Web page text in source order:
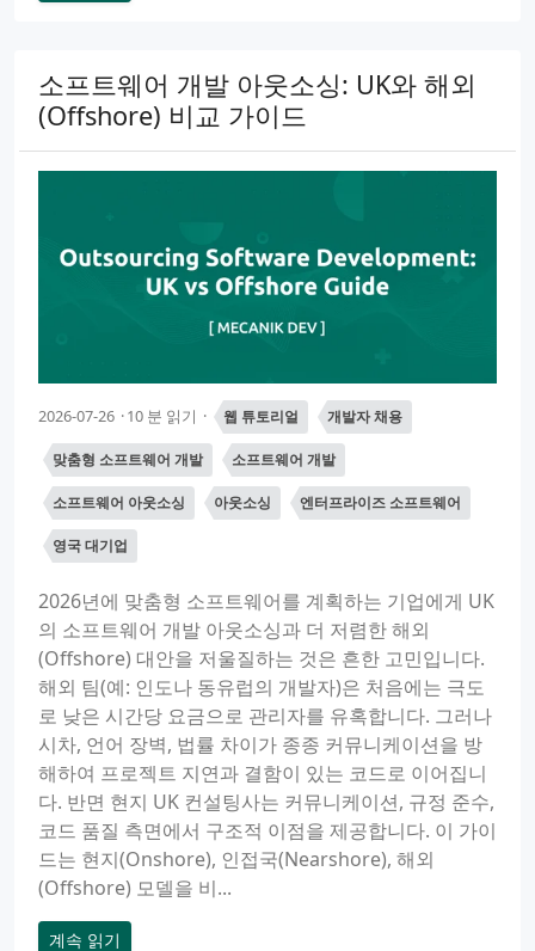
소프트웨어 개발 아웃소싱: UK와 해외
(Offshore) 비교 가이드
2026-07-26 10 분 읽기 웹 튜토리얼 개발자 채용
맞춤형 소프트웨어 개발 소프트웨어 개발
소프트웨어 아웃소싱 아웃소싱 엔터프라이즈 소프트웨어
영국 대기업
2026년에 맞춤형 소프트웨어를 계획하는 기업에게 UK
의 소프트웨어 개발 아웃소싱과 더 저렴한 해외
(Offshore) 대안을 저울질하는 것은 흔한 고민입니다.
해외 팀(예: 인도나 동유럽의 개발자)은 처음에는 극도
로 낮은 시간당 요금으로 관리자를 유혹합니다. 그러나
시차, 언어 장벽, 법률 차이가 종종 커뮤니케이션을 방
해하여 프로젝트 지연과 결함이 있는 코드로 이어집니
다. 반면 현지 UK 컨설팅사는 커뮤니케이션, 규정 준수,
코드 품질 측면에서 구조적 이점을 제공합니다. 이 가이
드는 현지(Onshore), 인접국(Nearshore), 해외
(Offshore) 모델을 비...
계속 읽기